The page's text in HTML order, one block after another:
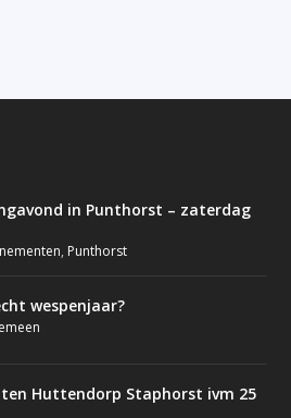
in Punthorst – zaterdag
, Punthorst
wespenjaar?
Huttendorp Staphorst ivm 25